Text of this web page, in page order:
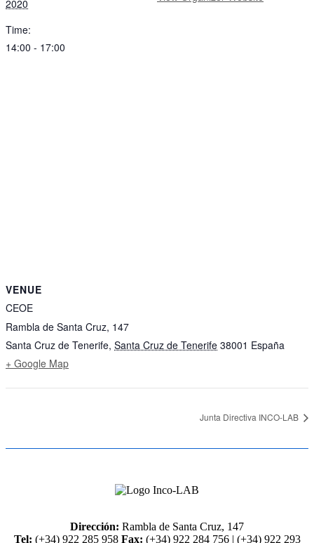
2020
Time:
14:00 - 17:00
VENUE
CEOE
Rambla de Santa Cruz, 147
Santa Cruz de Tenerife, Santa Cruz de Tenerife 38001 España
+ Google Map
Junta Directiva INCO-LAB
Dirección: Rambla de Santa Cruz, 147
Tel: (+34) 922 285 958 Fax: (+34) 922 284 756 | (+34) 922 293